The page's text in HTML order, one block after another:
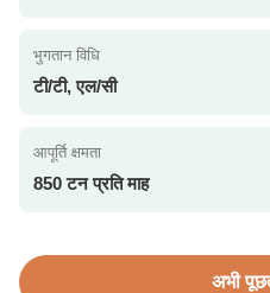
भुगतान विधि
टी/टी, एल/सी
आपूर्ति क्षमता
850 टन प्रति माह
अभी